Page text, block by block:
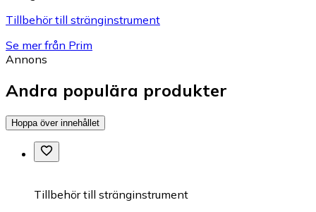
Till­be­hör till stränginstrument
Se mer från Prim
Annons
Andra populära produkter
Hoppa över innehållet
Till­be­hör till stränginstrument